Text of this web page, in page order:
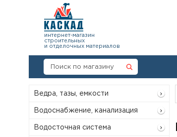
интернет-магазин
строительных
и отделочных материалов
Ведра, тазы, емкости
Водоснабжение, канализация
Водосточная система